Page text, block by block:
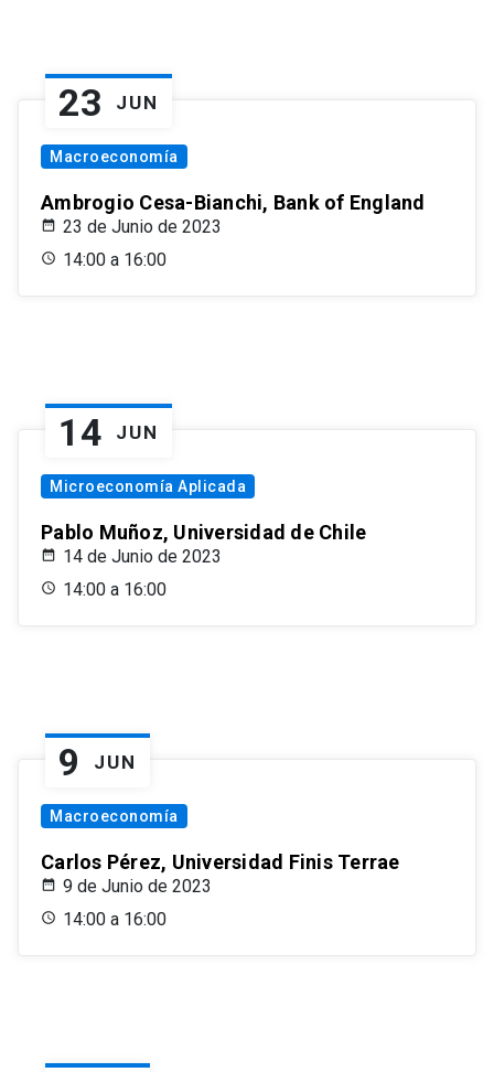
23 JUN
Macroeconomía
Ambrogio Cesa-Bianchi, Bank of England
23 de Junio de 2023
14:00 a 16:00
14 JUN
Microeconomía Aplicada
Pablo Muñoz, Universidad de Chile
14 de Junio de 2023
14:00 a 16:00
9 JUN
Macroeconomía
Carlos Pérez, Universidad Finis Terrae
9 de Junio de 2023
14:00 a 16:00